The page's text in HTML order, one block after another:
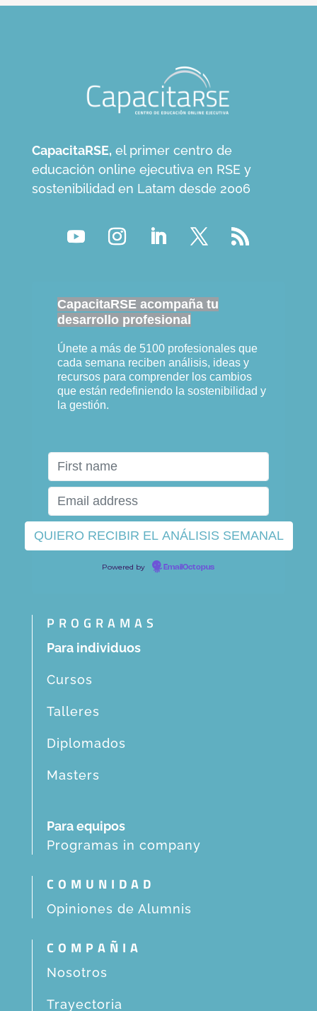
CapacitaRSE, el primer centro de
educación online ejecutiva en RSE y
sostenibilidad en Latam desde 2006
CapacitaRSE acompaña tu
desarrollo profesional
Únete a más de 5100 profesionales que
cada semana reciben análisis, ideas y
recursos para comprender los cambios
que están redefiniendo la sostenibilidad y
la gestión.
Powered by EmailOctopus
PROGRAMAS
Para individuos
Cursos
Talleres
Diplomados
Masters
Para equipos
Programas in company
COMUNIDAD
Opiniones de Alumnis
COMPAÑIA
Nosotros
Trayectoria